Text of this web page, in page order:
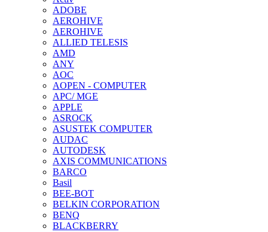
ADOBE
AEROHIVE
AEROHIVE
ALLIED TELESIS
AMD
ANY
AOC
AOPEN - COMPUTER
APC/ MGE
APPLE
ASROCK
ASUSTEK COMPUTER
AUDAC
AUTODESK
AXIS COMMUNICATIONS
BARCO
Basil
BEE-BOT
BELKIN CORPORATION
BENQ
BLACKBERRY